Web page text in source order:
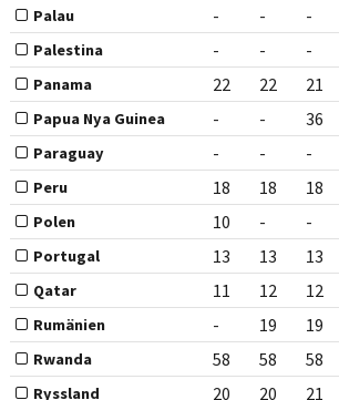
Palau - - -
Palestina - - -
Panama 22 22 21
Papua Nya Guinea - - 36
Paraguay - - -
Peru 18 18 18
Polen 10 - -
Portugal 13 13 13
Qatar 11 12 12
Rumänien - 19 19
Rwanda 58 58 58
Ryssland 20 20 21